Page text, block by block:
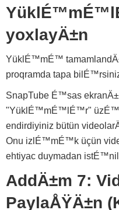
yoxlayÄ±n
YüklÉ™mÉ™
proqramda tapa
SnapTube É™sas
"YüklÉ™mÉ™lÉ™r"
endirdiyiniz bütün
Onu izlÉ™mÉ™k üçün
ehtiyac duymadan
AddÄ±m 7:
PaylaÅŸÄ±n